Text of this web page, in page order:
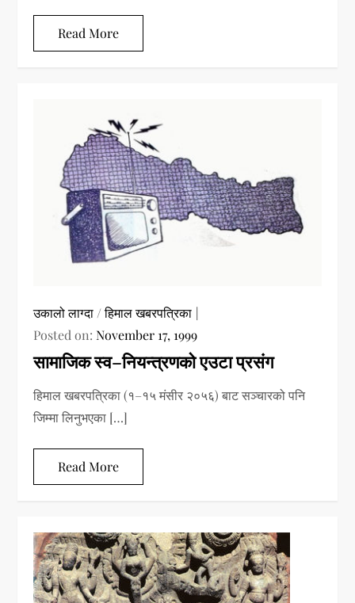
Read More
उकालो लाग्दा /हिमाल खबरपत्रिका
Posted on:November 17, 1999
सामाजिक स्व–नियन्त्रणको एउटा प्रसंग
हिमाल खबरपत्रिका (१–१५ म‌ंसीर २०५६) बाट सञ्चारको पनि
जिम्मा लिनुभएका […]
Read More